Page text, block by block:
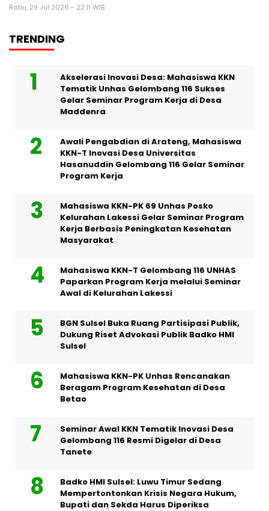
Rabu, 29 Jul 2026 - 22:11 WIB
TRENDING
Akselerasi Inovasi Desa: Mahasiswa KKN
Tematik Unhas Gelombang 116 Sukses
Gelar Seminar Program Kerja di Desa
Maddenra
Awali Pengabdian di Arateng, Mahasiswa
KKN-T Inovasi Desa Universitas
Hasanuddin Gelombang 116 Gelar Seminar
Program Kerja
Mahasiswa KKN-PK 69 Unhas Posko
Kelurahan Lakessi Gelar Seminar Program
Kerja Berbasis Peningkatan Kesehatan
Masyarakat
Mahasiswa KKN-T Gelombang 116 UNHAS
Paparkan Program Kerja melalui Seminar
Awal di Kelurahan Lakessi
BGN Sulsel Buka Ruang Partisipasi Publik,
Dukung Riset Advokasi Publik Badko HMI
Sulsel
Mahasiswa KKN-PK Unhas Rencanakan
Beragam Program Kesehatan di Desa
Betao
Seminar Awal KKN Tematik Inovasi Desa
Gelombang 116 Resmi Digelar di Desa
Tanete
Badko HMI Sulsel: Luwu Timur Sedang
Mempertontonkan Krisis Negara Hukum,
Bupati dan Sekda Harus Diperiksa